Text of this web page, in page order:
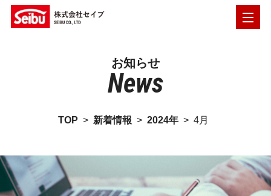
お知らせ
News
TOP > 新着情報 > 2024年 > 4月